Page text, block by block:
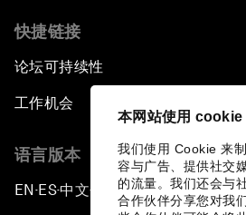
本网站使用 cookie
我们使用 Cookie 来
容与广告、提供社交
的流量。我们还会与
合作伙伴分享您对我
快捷链接
论坛可持续性
工作机会
语言版本
EN ▪ES▪中文▪ 日本語